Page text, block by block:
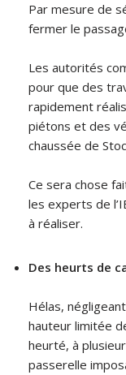
Par mesure de
fermer le
Les autorités
pour que des
rapidement
piétons et des
chaussée de
Ce sera chose
les experts de
à réaliser.
Des heurts de
Hélas,
hauteur limitée
heurté, à
passerelle